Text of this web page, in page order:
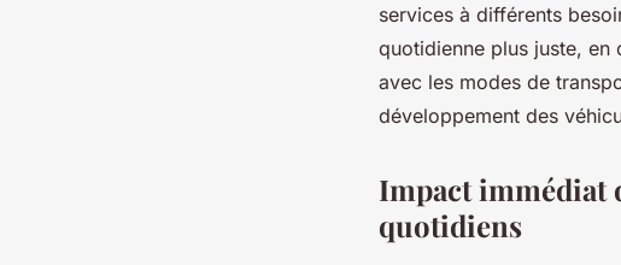
services à différents
quotidienne plus juste,
avec les modes de
développement des
Impact immédiat
quotidiens